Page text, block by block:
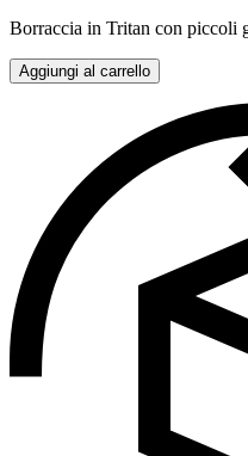
Borraccia in Tritan con piccoli
Aggiungi al carrello